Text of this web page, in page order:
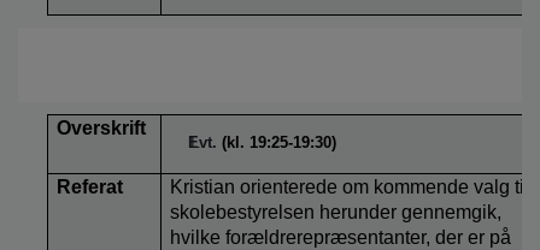
Overskrift
Evt.(kl. 19:25-19:30)
Referat
Kristian orienterede om kommende valg til
skolebestyrelsen herunder gennemgik,
hvilke forældrerepræsentanter, der er på